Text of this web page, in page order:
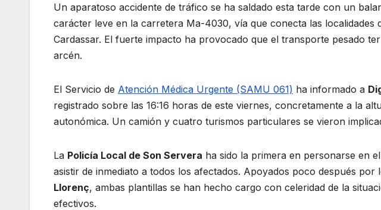
Un aparatoso accidente de tráfico se ha saldado esta tarde con un
carácter leve en la carretera Ma-4030, vía que conecta las localidades
Cardassar. El fuerte impacto ha provocado que el transporte pesado
arcén.
El Servicio de Atención Médica Urgente (SAMU 061) ha informado a
registrado sobre las 16:16 horas de este viernes, concretamente a la
autonómica. Un camión y cuatro turismos particulares se vieron
La Policía Local de Son Servera ha sido la primera en personarse en
asistir de inmediato a todos los afectados. Apoyados poco después por
Llorenç, ambas plantillas se han hecho cargo con celeridad de la
efectivos.